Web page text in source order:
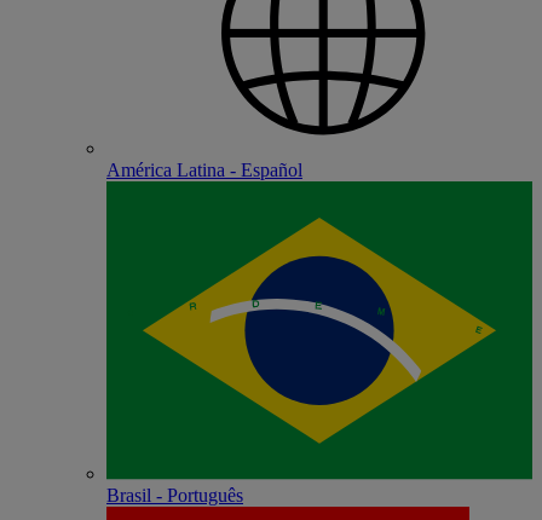
América Latina - Español
Brasil - Português